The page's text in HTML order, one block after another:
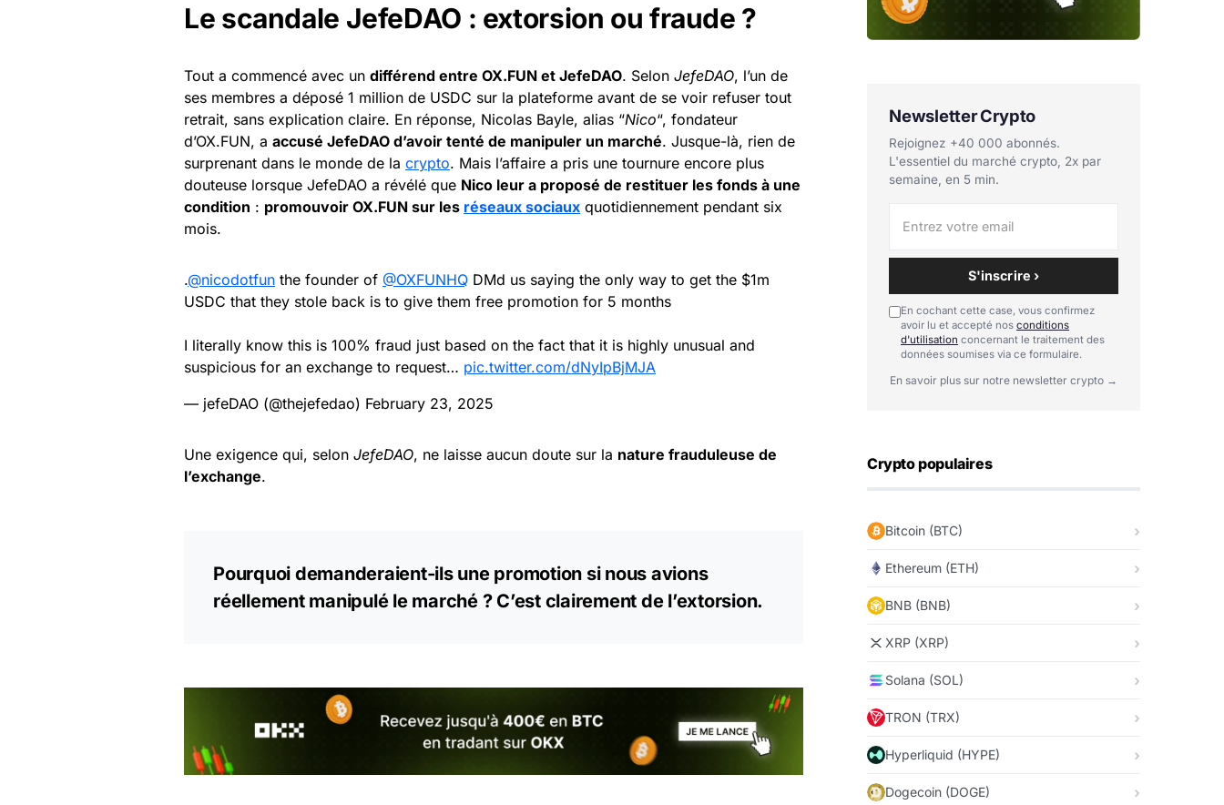
Le scandale JefeDAO : extorsion ou fraude ?
Tout a commencé avec un différend entre OX.FUN et JefeDAO. Selon JefeDAO, l’un de
ses membres a déposé 1 million de USDC sur la plateforme avant de se voir refuser tout
retrait, sans explication claire. En réponse, Nicolas Bayle, alias “Nico“, fondateur
d’OX.FUN, a accusé JefeDAO d’avoir tenté de manipuler un marché. Jusque-là, rien de
surprenant dans le monde de la crypto. Mais l’affaire a pris une tournure encore plus
douteuse lorsque JefeDAO a révélé que Nico leur a proposé de restituer les fonds à une
condition : promouvoir OX.FUN sur les réseaux sociaux quotidiennement pendant six
mois.
.@nicodotfun the founder of @OXFUNHQ DMd us saying the only way to get the $1m
USDC that they stole back is to give them free promotion for 5 months
I literally know this is 100% fraud just based on the fact that it is highly unusual and
suspicious for an exchange to request… pic.twitter.com/dNyIpBjMJA
— jefeDAO (@thejefedao) February 23, 2025
Une exigence qui, selon JefeDAO, ne laisse aucun doute sur la nature frauduleuse de
l’exchange.
Pourquoi demanderaient-ils une promotion si nous avions
réellement manipulé le marché ? C’est clairement de l’extorsion.
Newsletter Crypto
Rejoignez +40 000 abonnés.
L'essentiel du marché crypto, 2x par
semaine, en 5 min.
S'inscrire ›
En cochant cette case, vous confirmez
avoir lu et accepté nos conditions
d'utilisation concernant le traitement des
données soumises via ce formulaire.
En savoir plus sur notre newsletter crypto →
Crypto populaires
Bitcoin (BTC)
Ethereum (ETH)
BNB (BNB)
XRP (XRP)
Solana (SOL)
TRON (TRX)
Hyperliquid (HYPE)
Dogecoin (DOGE)